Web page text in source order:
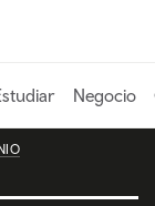
Negocio